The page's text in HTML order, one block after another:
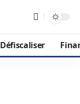
Défiscaliser